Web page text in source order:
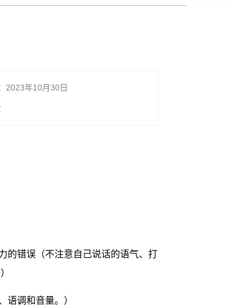
2023年10月30日
的错误（不注意自己说话的语气、打
语调和音量。）